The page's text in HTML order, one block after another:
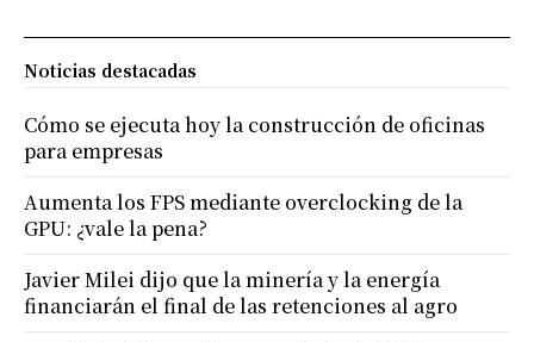
Noticias destacadas
Cómo se ejecuta hoy la construcción de oficinas
para empresas
Aumenta los FPS mediante overclocking de la
GPU: ¿vale la pena?
Javier Milei dijo que la minería y la energía
financiarán el final de las retenciones al agro